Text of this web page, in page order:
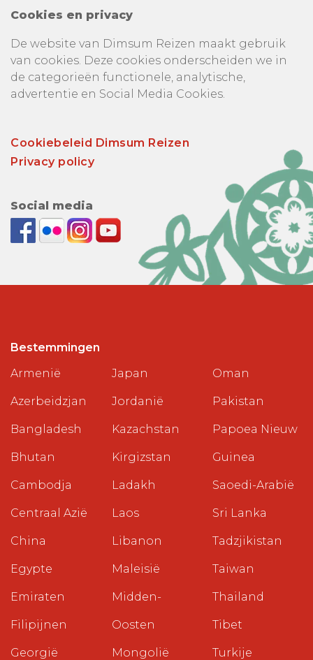
Cookies en privacy
De website van Dimsum Reizen maakt gebruik
van cookies. Deze cookies onderscheiden we in
de categorieën functionele, analytische,
advertentie en Social Media Cookies.
Cookiebeleid Dimsum Reizen
Privacy policy
Social media
Bestemmingen
Armenië
Azerbeidzjan
Bangladesh
Bhutan
Cambodja
Centraal Azië
China
Egypte
Emiraten
Filipijnen
Georgië
Japan
Jordanië
Kazachstan
Kirgizstan
Ladakh
Laos
Libanon
Maleisië
Midden-
Oosten
Mongolië
Oman
Pakistan
Papoea Nieuw
Guinea
Saoedi-Arabië
Sri Lanka
Tadzjikistan
Taiwan
Thailand
Tibet
Turkije